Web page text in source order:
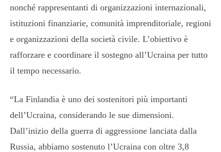
nonché rappresentanti di organizzazioni internazionali,
istituzioni finanziarie, comunità imprenditoriale, regioni
e organizzazioni della società civile. L’obiettivo è
rafforzare e coordinare il sostegno all’Ucraina per tutto
il tempo necessario.
“La Finlandia è uno dei sostenitori più importanti
dell’Ucraina, considerando le sue dimensioni.
Dall’inizio della guerra di aggressione lanciata dalla
Russia, abbiamo sostenuto l’Ucraina con oltre 3,8